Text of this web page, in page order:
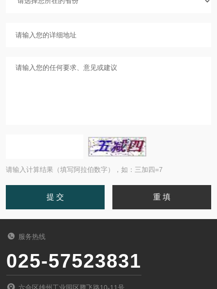
请输入计算结果（填写阿拉伯数字），如：三加四=7
服务热线
025-57523831